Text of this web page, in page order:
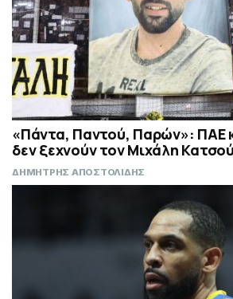
«Πάντα, Παντού, Παρών»: ΠΑΕ
δεν ξεχνούν τον Μιχάλη
ΔΗΜΗΤΡΗΣ ΑΠΟΣΤΟΛΙΔΗΣ